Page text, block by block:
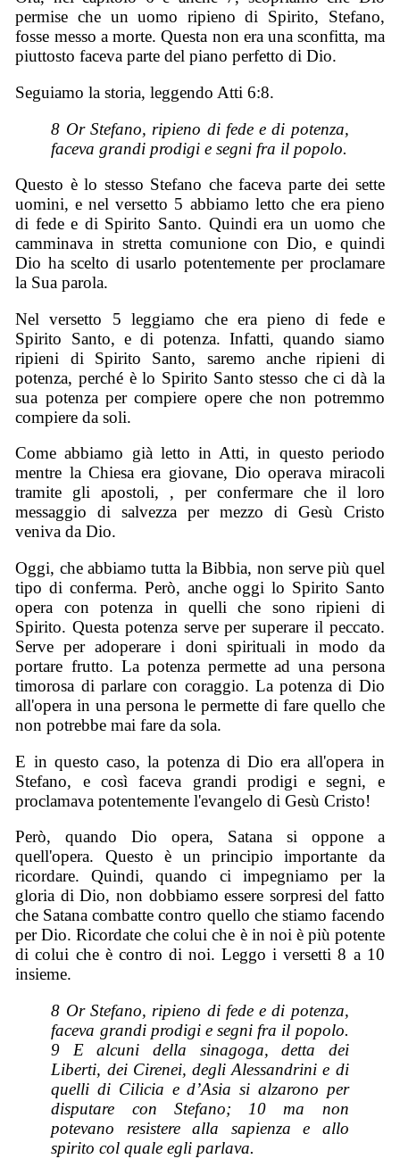
permise che un uomo ripieno di Spirito, Stefano,
fosse messo a morte. Questa non era una sconfitta, ma
piuttosto faceva parte del piano perfetto di Dio.
Seguiamo la storia, leggendo Atti 6:8.
8 Or Stefano, ripieno di fede e di potenza,
faceva grandi prodigi e segni fra il popolo.
Questo è lo stesso Stefano che faceva parte dei sette
uomini, e nel versetto 5 abbiamo letto che era pieno
di fede e di Spirito Santo. Quindi era un uomo che
camminava in stretta comunione con Dio, e quindi
Dio ha scelto di usarlo potentemente per proclamare
la Sua parola.
Nel versetto 5 leggiamo che era pieno di fede e
Spirito Santo, e di potenza. Infatti, quando siamo
ripieni di Spirito Santo, saremo anche ripieni di
potenza, perché è lo Spirito Santo stesso che ci dà la
sua potenza per compiere opere che non potremmo
compiere da soli.
Come abbiamo già letto in Atti, in questo periodo
mentre la Chiesa era giovane, Dio operava miracoli
tramite gli apostoli, , per confermare che il loro
messaggio di salvezza per mezzo di Gesù Cristo
veniva da Dio.
Oggi, che abbiamo tutta la Bibbia, non serve più quel
tipo di conferma. Però, anche oggi lo Spirito Santo
opera con potenza in quelli che sono ripieni di
Spirito. Questa potenza serve per superare il peccato.
Serve per adoperare i doni spirituali in modo da
portare frutto. La potenza permette ad una persona
timorosa di parlare con coraggio. La potenza di Dio
all'opera in una persona le permette di fare quello che
non potrebbe mai fare da sola.
E in questo caso, la potenza di Dio era all'opera in
Stefano, e così faceva grandi prodigi e segni, e
proclamava potentemente l'evangelo di Gesù Cristo!
Però, quando Dio opera, Satana si oppone a
quell'opera. Questo è un principio importante da
ricordare. Quindi, quando ci impegniamo per la
gloria di Dio, non dobbiamo essere sorpresi del fatto
che Satana combatte contro quello che stiamo facendo
per Dio. Ricordate che colui che è in noi è più potente
di colui che è contro di noi. Leggo i versetti 8 a 10
insieme.
8 Or Stefano, ripieno di fede e di potenza,
faceva grandi prodigi e segni fra il popolo.
9 E alcuni della sinagoga, detta dei
Liberti, dei Cirenei, degli Alessandrini e di
quelli di Cilicia e d’Asia si alzarono per
disputare con Stefano; 10 ma non
potevano resistere alla sapienza e allo
spirito col quale egli parlava.